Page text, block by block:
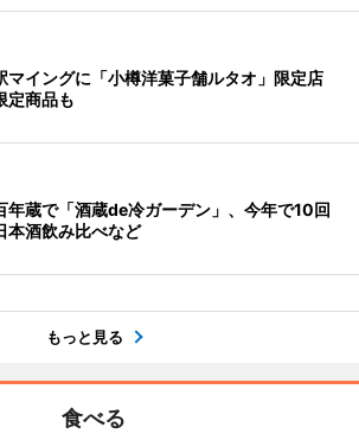
マイングに「小樽洋菓子舗ルタオ」限定店
定商品も
年蔵で「酒蔵de冷ガーデン」、今年で10回
酒飲み比べなど
もっと見る
食べる